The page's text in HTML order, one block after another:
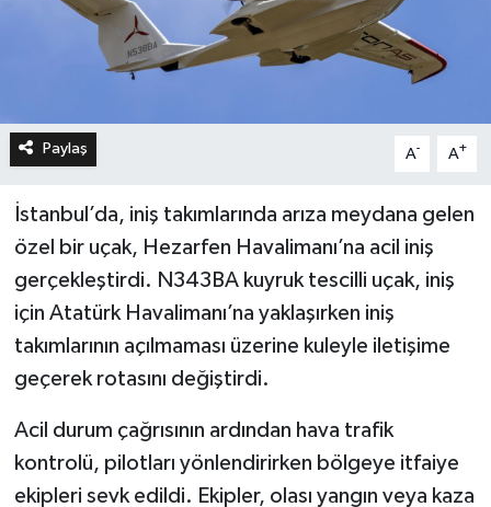
Paylaş A- A+
İstanbul’da, iniş takımlarında arıza meydana gelen
özel bir uçak, Hezarfen Havalimanı’na acil iniş
gerçekleştirdi. N343BA kuyruk tescilli uçak, iniş
için Atatürk Havalimanı’na yaklaşırken iniş
takımlarının açılmaması üzerine kuleyle iletişime
geçerek rotasını değiştirdi.
Acil durum çağrısının ardından hava trafik
kontrolü, pilotları yönlendirirken bölgeye itfaiye
ekipleri sevk edildi. Ekipler, olası yangın veya kaza